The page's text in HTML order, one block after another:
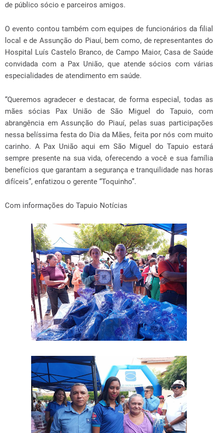
de público sócio e parceiros amigos.
O evento contou também com equipes de funcionários da filial
local e de Assunção do Piauí, bem como, de representantes do
Hospital Luís Castelo Branco, de Campo Maior, Casa de Saúde
convidada com a Pax União, que atende sócios com várias
especialidades de atendimento em saúde.
“Queremos agradecer e destacar, de forma especial, todas as
mães sócias Pax União de São Miguel do Tapuio, com
abrangência em Assunção do Piauí, pelas suas participações
nessa belíssima festa do Dia da Mães, feita por nós com muito
carinho. A Pax União aqui em São Miguel do Tapuio estará
sempre presente na sua vida, oferecendo a você e sua família
benefícios que garantam a segurança e tranquilidade nas horas
difíceis”, enfatizou o gerente “Toquinho”.
Com informações do Tapuio Notícias